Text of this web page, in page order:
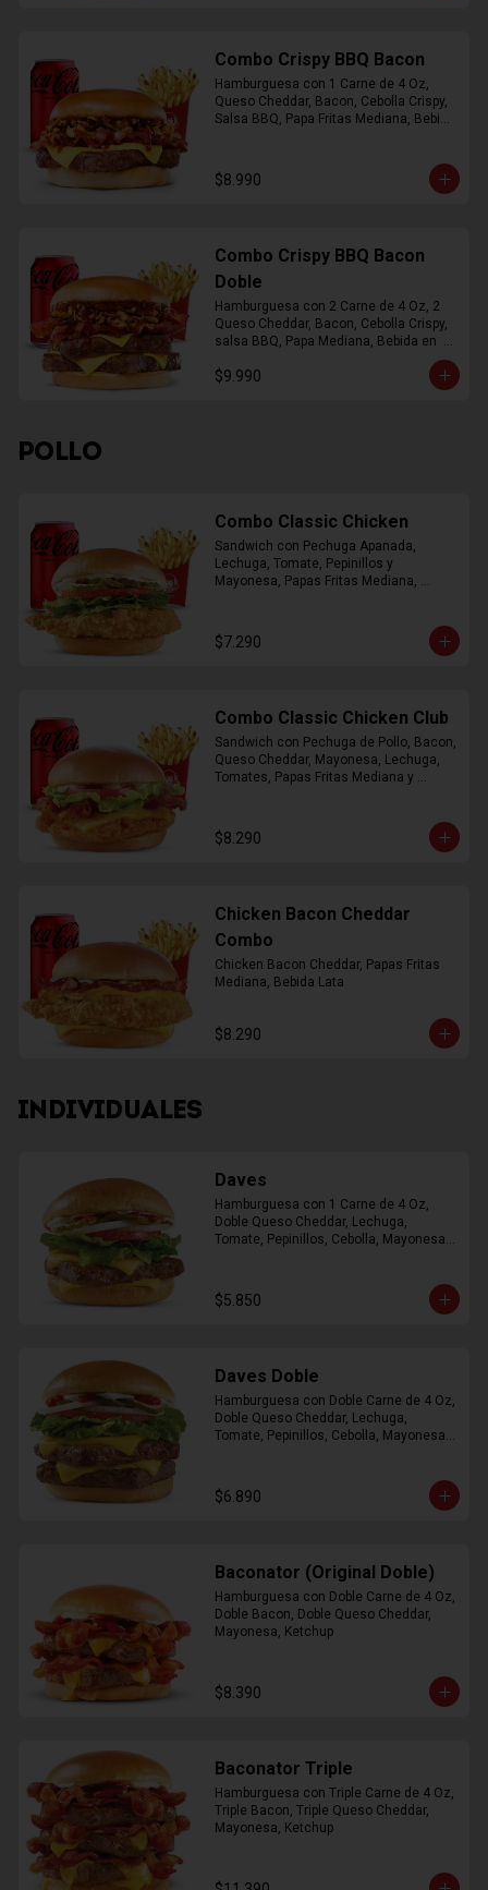
Combo Crispy BBQ Bacon
Hamburguesa con 1 Carne de 4 Oz,
Queso Cheddar, Bacon, Cebolla Crispy,
Salsa BBQ, Papa Fritas Mediana, Bebida
$8.990
Combo Crispy BBQ Bacon
Doble
Hamburguesa con 2 Carne de 4 Oz, 2
Queso Cheddar, Bacon, Cebolla Crispy,
salsa BBQ, Papa Mediana, Bebida en
$9.990
POLLO
Combo Classic Chicken
Sandwich con Pechuga Apanada,
Lechuga, Tomate, Pepinillos y
Mayonesa, Papas Fritas Mediana,
$7.290
Combo Classic Chicken Club
Sandwich con Pechuga de Pollo, Bacon,
Queso Cheddar, Mayonesa, Lechuga,
Tomates, Papas Fritas Mediana y
$8.290
Chicken Bacon Cheddar
Combo
Chicken Bacon Cheddar, Papas Fritas
Mediana, Bebida Lata
$8.290
INDIVIDUALES
Daves
Hamburguesa con 1 Carne de 4 Oz,
Doble Queso Cheddar, Lechuga,
Tomate, Pepinillos, Cebolla, Mayonesa,
$5.850
Daves Doble
Hamburguesa con Doble Carne de 4 Oz,
Doble Queso Cheddar, Lechuga,
Tomate, Pepinillos, Cebolla, Mayonesa,
$6.890
Baconator (Original Doble)
Hamburguesa con Doble Carne de 4 Oz,
Doble Bacon, Doble Queso Cheddar,
Mayonesa, Ketchup
$8.390
Baconator Triple
Hamburguesa con Triple Carne de 4 Oz,
Triple Bacon, Triple Queso Cheddar,
Mayonesa, Ketchup